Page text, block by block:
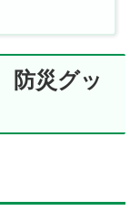
防災グッ